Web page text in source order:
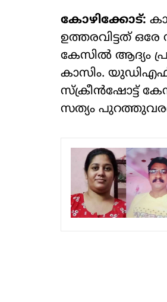
കോഴിക്കോട്:
ഉത്തരവിട്ടത്
കേസിൽ ആദ്യം
കാസിം.
സ്‌ക്രീൻഷോട്ട്
സത്യം